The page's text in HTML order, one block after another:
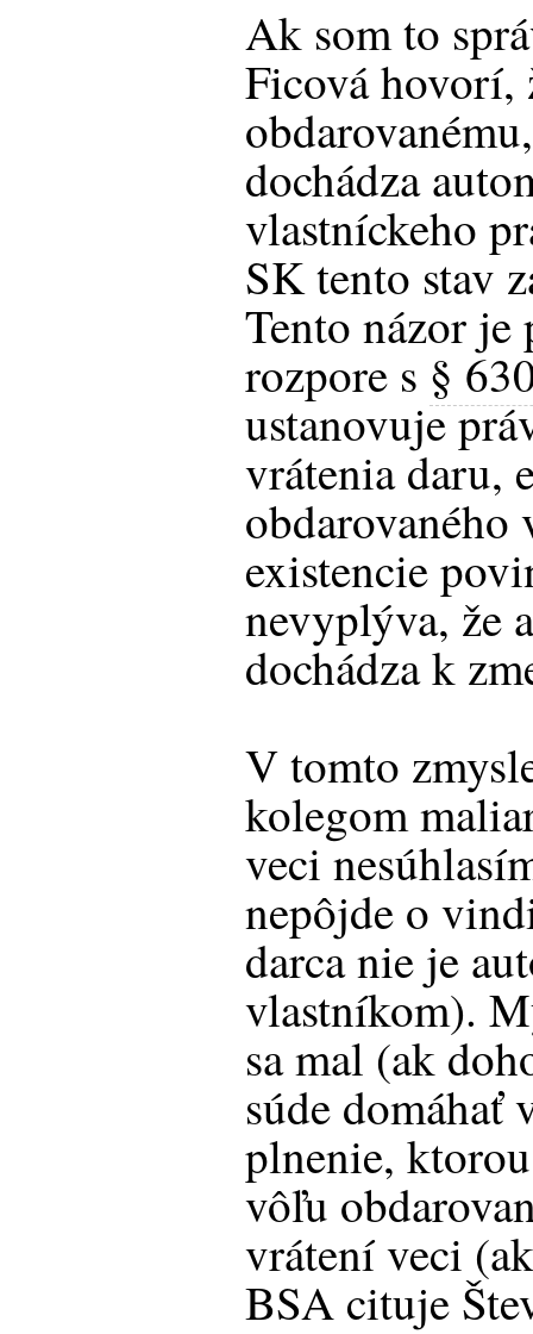
Ak som to
Ficová hovorí,
dochádza
vlastníckeho
SK tento stav
Tento názor
rozpore s §
ustanovuje
vrátenia daru,
obdarovaného
existencie
nevyplýva, že
dochádza k
V tomto
kolegom
veci
nepôjde o
darca nie je
vlastníkom).
sa mal (ak
súde domáhať
plnenie,
vôľu
vrátení veci
BSA cituje